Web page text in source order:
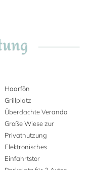
von Forte dei
Marmorblöcke aus.
immer in Betrieb, aber
bekannt - einer der
wo die VIPs ihre
oder weniger)
der Küste (700 m)
Haarfön
Grillplatz
Überdachte Veranda
Große Wiese zur
Privatnutzung
Elektronisches
Einfahrtstor